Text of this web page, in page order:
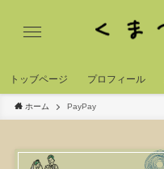
トッブページ プロフィール
ホーム PayPay